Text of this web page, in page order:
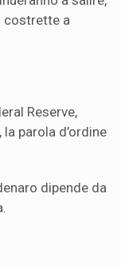
costrette a
Reserve,
parola d’ordine
dipende da